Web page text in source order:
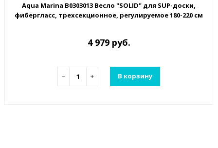
Aqua Marina B0303013 Весло "SOLID" для SUP-доски,
фибергласс, трехсекционное, регулируемое 180-220 см
4 979 руб.
− + В корзину